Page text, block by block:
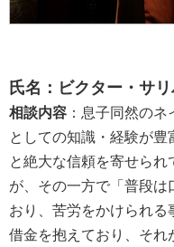
氏名：ビクター・サ
相談内容 ：息子同然の
としての知識・経験が豊
と絶大な信頼を寄せら
が、その一方で「普段
おり、苦労をかけられ
借金を抱えており、それ